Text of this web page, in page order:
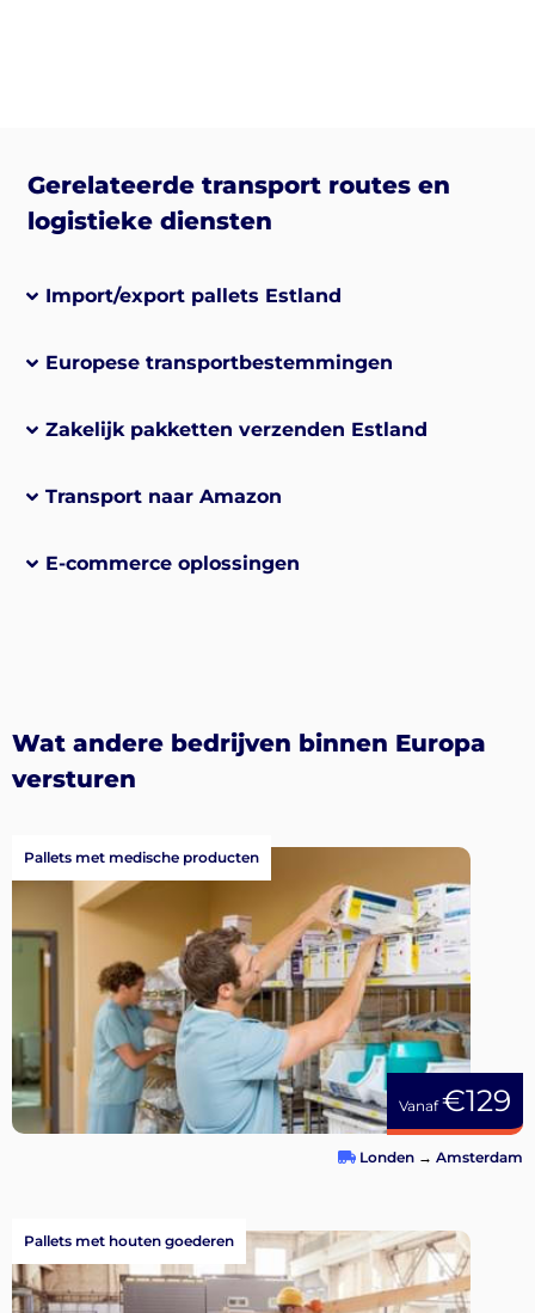
Gerelateerde transport routes en
logistieke diensten
Import/export pallets Estland
Europese transportbestemmingen
Zakelijk pakketten verzenden Estland
Transport naar Amazon
E-commerce oplossingen
Wat andere bedrijven binnen Europa
versturen
Vanaf€129
Pallets met medische producten
Londen → Amsterdam
Pallets met houten goederen